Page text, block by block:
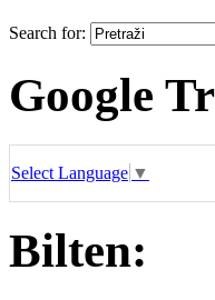
Search for:
Google
Select Language ▼
Bilten: